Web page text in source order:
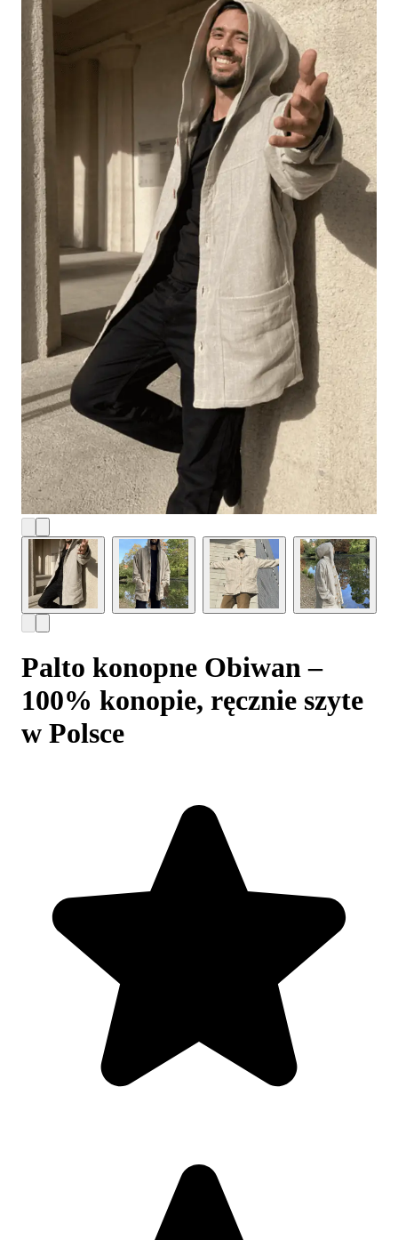
Palto konopne Obiwan –
100% konopie, ręcznie szyte
w Polsce